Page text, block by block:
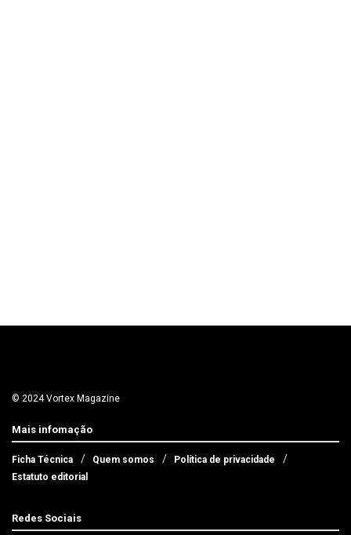
© 2024 Vortex Magazine
Mais infomação
Ficha Técnica Quem somos
Política de privacidade
Estatuto editorial
Redes Sociais